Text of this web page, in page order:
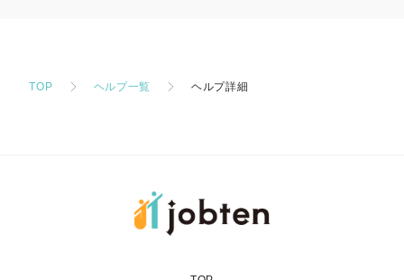
TOP ヘルプ一覧 ヘルプ詳細